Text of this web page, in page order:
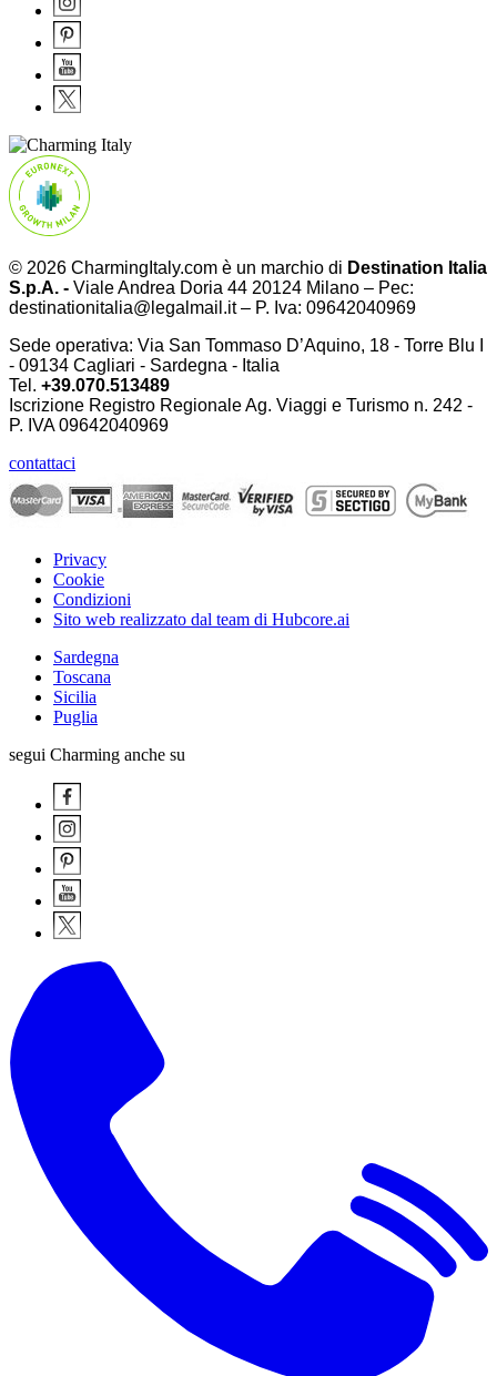
© 2026 CharmingItaly.com è un marchio di Destination Italia
S.p.A. - Viale Andrea Doria 44 20124 Milano – Pec:
destinationitalia@legalmail.it – P. Iva: 09642040969
Sede operativa: Via San Tommaso D’Aquino, 18 - Torre Blu I
- 09134 Cagliari - Sardegna - Italia
Tel. +39.070.513489
Iscrizione Registro Regionale Ag. Viaggi e Turismo n. 242 -
P. IVA09642040969
contattaci
Privacy
Cookie
Condizioni
Sito web realizzato dal team di Hubcore.ai
Sardegna
Toscana
Sicilia
Puglia
segui Charming anche su